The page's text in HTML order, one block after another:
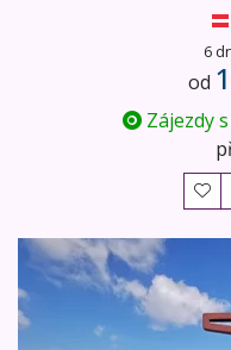
6
od
Zájezdy
Čarovné pohoří